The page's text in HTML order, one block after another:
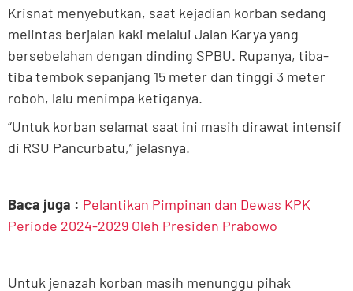
Krisnat menyebutkan, saat kejadian korban sedang
melintas berjalan kaki melalui Jalan Karya yang
bersebelahan dengan dinding SPBU. Rupanya, tiba-
tiba tembok sepanjang 15 meter dan tinggi 3 meter
roboh, lalu menimpa ketiganya.
“Untuk korban selamat saat ini masih dirawat intensif
di RSU Pancurbatu,” jelasnya.
Baca juga : Pelantikan Pimpinan dan Dewas KPK
Periode 2024-2029 Oleh Presiden Prabowo
Untuk jenazah korban masih menunggu pihak